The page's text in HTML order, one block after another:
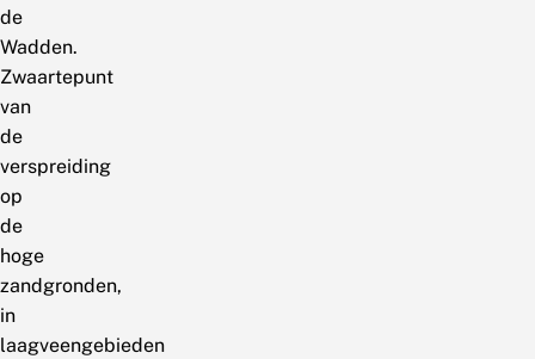
de
Wadden.
Zwaartepunt
van
de
verspreiding
op
de
hoge
zandgronden,
in
laagveengebieden